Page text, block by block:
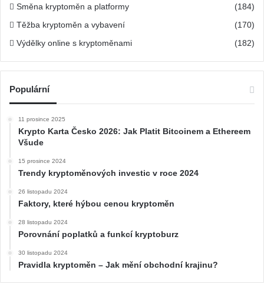
Směna kryptoměn a platformy (184)
Těžba kryptoměn a vybavení (170)
Výdělky online s kryptoměnami (182)
Populární
11 prosince 2025
Krypto Karta Česko 2026: Jak Platit Bitcoinem a Ethereem
Všude
15 prosince 2024
Trendy kryptoměnových investic v roce 2024
26 listopadu 2024
Faktory, které hýbou cenou kryptoměn
28 listopadu 2024
Porovnání poplatků a funkcí kryptoburz
30 listopadu 2024
Pravidla kryptoměn – Jak mění obchodní krajinu?